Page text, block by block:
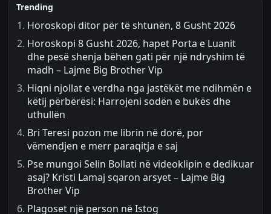
Trending
Horoskopi ditor për të shtunën, 8 Gusht 2026
Horoskopi 8 Gusht 2026, hapet Porta e Luanit
dhe pesë shenja bëhen gati për një ndryshim të
madh – Lajme Big Brother Vip
Hiqni njollat e verdha nga jastëkët me ndihmën e
këtij përbërësi: Harrojeni sodën e bukës dhe
uthullën
Bri Teresi pozon me librin në dorë, por
vëmendjen e merr paraqitja e saj
Pse mungoi Selin Bollati në videoklipin e dedikuar
asaj? Kristi Lamaj sqaron arsyet – Lajme Big
Brother Vip
Plagoset një person në Istog